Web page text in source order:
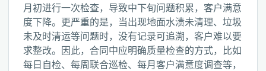
月初进行一次检查，导致中下旬问题积累，客户满意
度下降。更严重的是，当出现地面水渍未清理、垃圾
未及时清运等问题时，没有记录可追溯，客户难以要
求整改。因此，合同中应明确质量检查的方式，比如
每日自检、每周联合巡检、每月客户满意度调查等，